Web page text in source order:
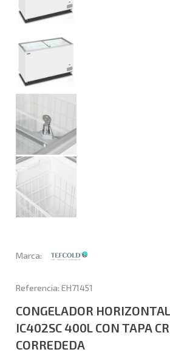
Marca:
Referencia: EH71451
CONGELADOR
IC402SC 400L CON TAPA
CORREDEDA